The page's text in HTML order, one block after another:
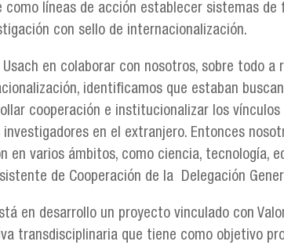
como líneas de acción establecer sistemas
con sello de internacionalización.
en colaborar con nosotros, sobre todo a
identificamos que estaban
cooperación e institucionalizar los
en el extranjero. Entonces
en varios ámbitos, como ciencia, tecnología,
de Cooperación de la Delegación
en desarrollo un proyecto vinculado con
transdisciplinaria que tiene como objetivo